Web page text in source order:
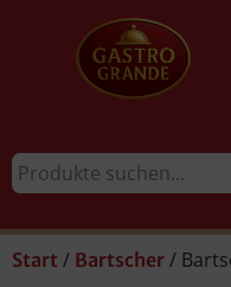
Start / Bartscher /